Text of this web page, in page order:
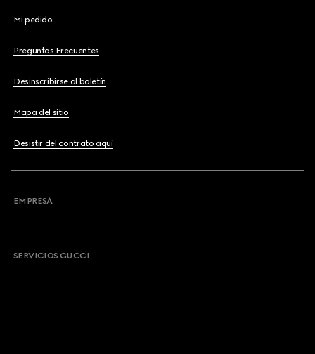
Mi pedido
Preguntas Frecuentes
Desinscribirse al boletín
Mapa del sitio
Desistir del contrato aquí
EMPRESA
SERVICIOS GUCCI